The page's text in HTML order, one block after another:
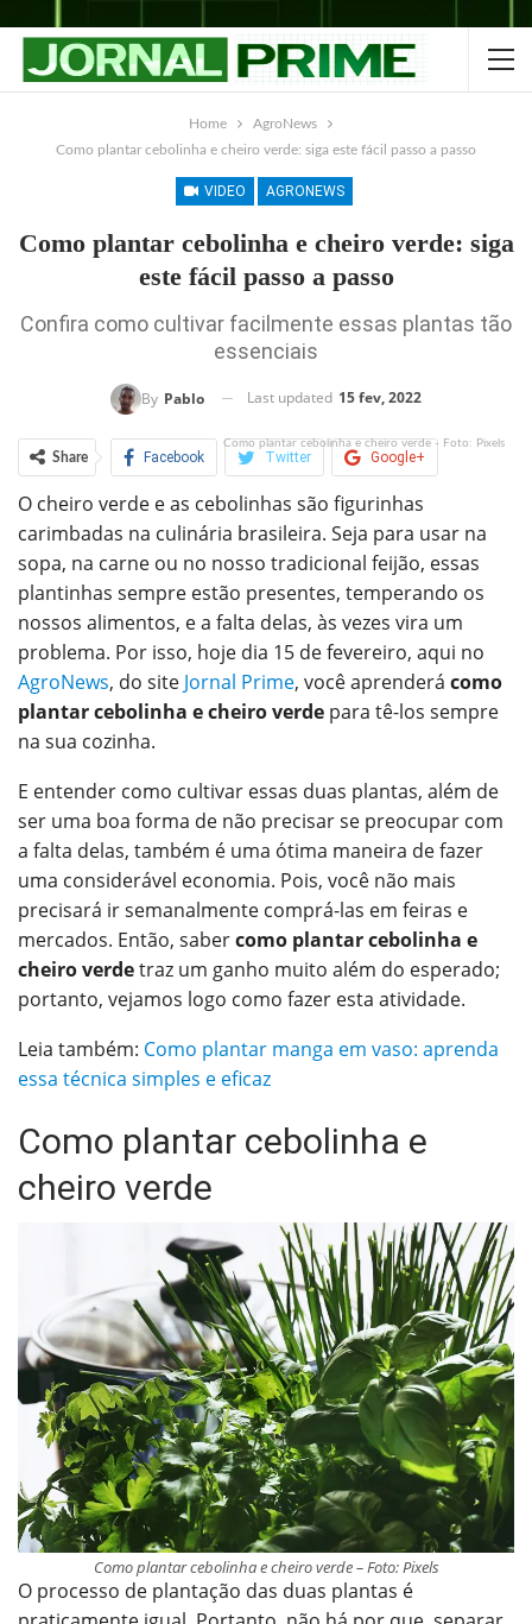
Home
AgroNews
Como plantar cebolinha e cheiro verde: siga este fácil passo a passo
VIDEO AGRONEWS
Como plantar cebolinha e cheiro verde: siga
este fácil passo a passo
Confira como cultivar facilmente essas plantas tão
essenciais
By Pablo Last updated 15 fev, 2022
Como plantar cebolinha e cheiro verde - Foto: Pixels
Share Facebook Twitter Google+
ReddIt WhatsApp Pinterest
O cheiro verde e as cebolinhas são figurinhas
carimbadas na culinária brasileira. Seja para usar na
sopa, na carne ou no nosso tradicional feijão, essas
plantinhas sempre estão presentes, temperando os
nossos alimentos, e a falta delas, às vezes vira um
problema. Por isso, hoje dia 15 de fevereiro, aqui no
AgroNews, do site Jornal Prime, você aprenderá como
plantar cebolinha e cheiro verde para tê-los sempre
na sua cozinha.
E entender como cultivar essas duas plantas, além de
ser uma boa forma de não precisar se preocupar com
a falta delas, também é uma ótima maneira de fazer
uma considerável economia. Pois, você não mais
precisará ir semanalmente comprá-las em feiras e
mercados. Então, sabercomo plantar cebolinha e
cheiro verdetraz um ganho muito além do esperado;
portanto, vejamos logo como fazer esta atividade.
Leia também: Como plantar manga em vaso: aprenda
essa técnica simples e eficaz
Como plantar cebolinha e
cheiro verde
Como plantar cebolinha e cheiro verde – Foto: Pixels
O processo de plantação das duas plantas é